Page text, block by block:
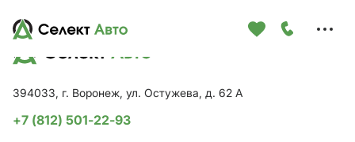
394033, г. Воронеж, ул. Остужева, д. 62 А
+7 (812) 501-22-93